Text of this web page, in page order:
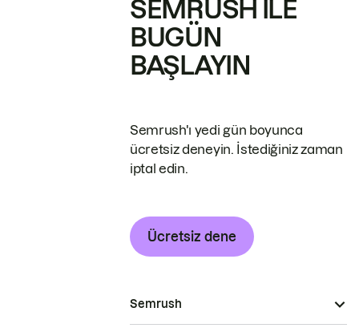
SEMRUSH ILE
BUGÜN
BAŞLAYIN
Semrush'ı yedi gün boyunca
ücretsiz deneyin. İstediğiniz zaman
iptal edin.
Ücretsiz dene
Semrush